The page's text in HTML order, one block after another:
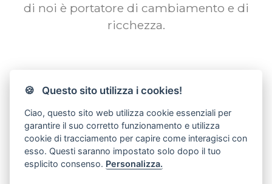
di noi è portatore di cambiamento e di
ricchezza.
Ascolta la storia
🍪 Questo sito utilizza i cookies!
Ciao, questo sito web utilizza cookie essenziali per
garantire il suo corretto funzionamento e utilizza
cookie di tracciamento per capire come interagisci con
esso. Questi saranno impostato solo dopo il tuo
esplicito consenso. Personalizza.